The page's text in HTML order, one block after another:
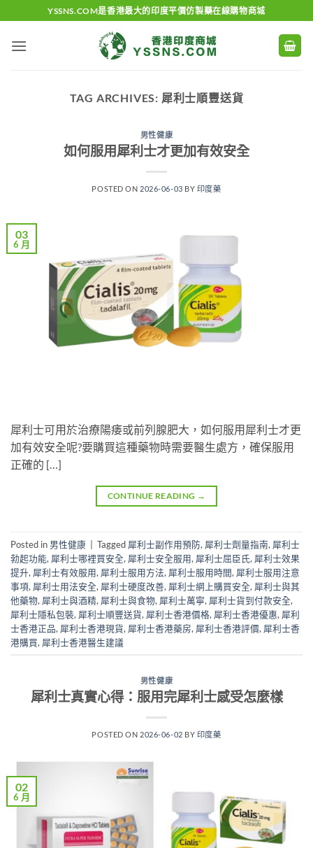
to
content
YSSNS.COM是香港最大的印度平價仿製藥在線購物商城
TAG ARCHIVES: 犀利士順豐送貨
男性健康
如何服用犀利士才更加有效安全
POSTED ON 2026-06-03 BY 印度藥
03
6 月
犀利士可用於治療陽痿或前列腺肥大，如何服用犀利士才更
加有效安全呢?要購買這種藥物時需要醫生處方，確保服用
正確的 […]
CONTINUE READING →
Posted in 男性健康 Tagged 犀利士副作用預防, 犀利士劑量指南, 犀利士
勃起功能, 犀利士哪裡買安全, 犀利士安全服用, 犀利士屈臣氏, 犀利士效果
提升, 犀利士有效服用, 犀利士服用方法, 犀利士服用時間, 犀利士服用注意
事項, 犀利士用法安全, 犀利士硬度改善, 犀利士網上購買安全, 犀利士與其
他藥物, 犀利士與酒精, 犀利士與食物, 犀利士萬寧, 犀利士貨到付款安全,
犀利士隱私包裝, 犀利士順豐送貨, 犀利士香港價格, 犀利士香港優惠, 犀利
士香港正品, 犀利士香港現貨, 犀利士香港藥房, 犀利士香港評價, 犀利士香
港購買, 犀利士香港醫生建議
男性健康
犀利士真實心得：服用完犀利士感受怎麼樣
POSTED ON 2026-06-02 BY 印度藥
02
6 月